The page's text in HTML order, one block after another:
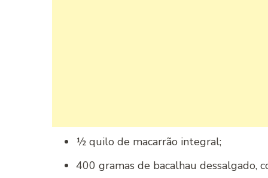
½ quilo de macarrão integral;
400 gramas de bacalhau dessalgado,